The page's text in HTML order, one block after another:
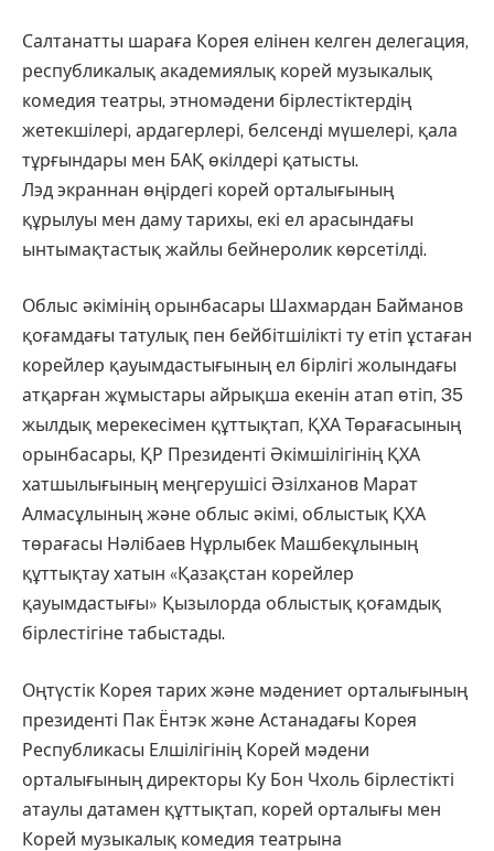
Салтанатты шараға Корея елінен келген делегация,
республикалық академиялық корей музыкалық
комедия театры, этномәдени бірлестіктердің
жетекшілері, ардагерлері, белсенді мүшелері, қала
тұрғындары мен БАҚ өкілдері қатысты.
Лэд экраннан өңірдегі корей орталығының
құрылуы мен даму тарихы, екі ел арасындағы
ынтымақтастық жайлы бейнеролик көрсетілді.
Облыс әкімінің орынбасары Шахмардан Байманов
қоғамдағы татулық пен бейбітшілікті ту етіп ұстаған
корейлер қауымдастығының ел бірлігі жолындағы
атқарған жұмыстары айрықша екенін атап өтіп, 35
жылдық мерекесімен құттықтап, ҚХА Төрағасының
орынбасары, ҚР Президенті Әкімшілігінің ҚХА
хатшылығының меңгерушісі Әзілханов Марат
Алмасұлының және облыс әкімі, облыстық ҚХА
төрағасы Нәлібаев Нұрлыбек Машбекұлының
құттықтау хатын «Қазақстан корейлер
қауымдастығы» Қызылорда облыстық қоғамдық
бірлестігіне табыстады.
Оңтүстік Корея тарих және мәдениет орталығының
президенті Пак Ёнтэк және Астанадағы Корея
Республикасы Елшілігінің Корей мәдени
орталығының директоры Ку Бон Чхоль бірлестікті
атаулы датамен құттықтап, корей орталығы мен
Корей музыкалық комедия театрына